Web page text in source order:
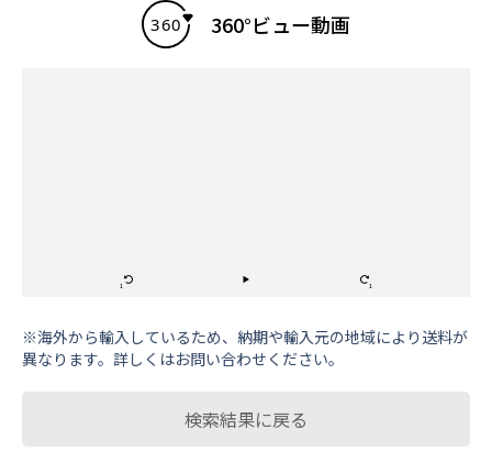
360°ビュー動画
※海外から輸⼊しているため、納期や輸⼊元の地域により送料が
異なります。詳しくはお問い合わせください。
検索結果に戻る